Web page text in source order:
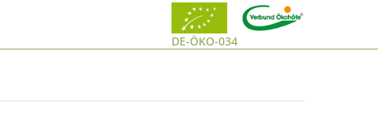
DE-ÖKO-034